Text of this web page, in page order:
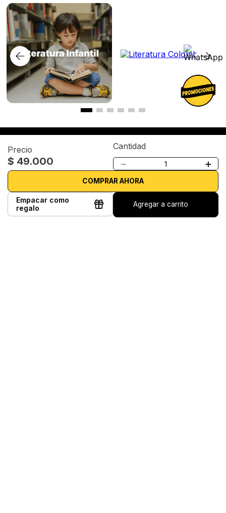
Precio
$ 49.000
Cantidad
＋
－
COMPRAR AHORA
Empacar como
regalo
Agregar a carrito
mantente informado de nuestras novedades. Tener en cuenta
que el cupón llega a tu correo en las próximas 24 horas.